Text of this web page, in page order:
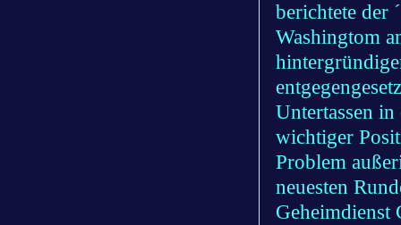
berichtete der
Washingtom
Untertassen
wichtiger
Problem
neuesten